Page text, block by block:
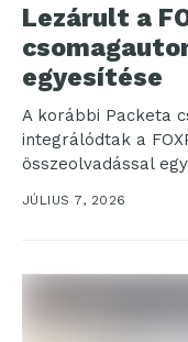
Lezárult a
egyesítése
A korábbi Packeta
integrálódtak a
összeolvadással
folyamata, valamint
mobilalkalmazás,...
JÚLIUS 7, 2026